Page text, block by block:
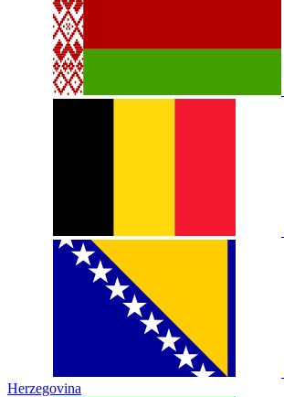
Herzegovina